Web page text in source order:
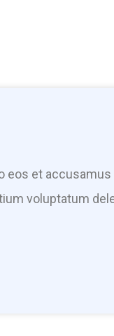
eos et
voluptatum